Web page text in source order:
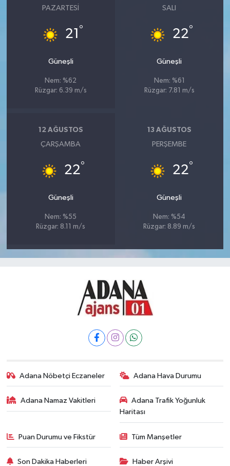
PAZARTESI
21 °
Güneşli
Nem: %62
Rüzgar: 6.39 m/s
SALI
22°
Güneşli
Nem: %61
Rüzgar: 7.81 m/s
12 AĞUSTOS
ÇARŞAMBA
22°
Güneşli
Nem: %55
Rüzgar: 8.11 m/s
13 AĞUSTOS
PERŞEMBE
22°
Güneşli
Nem: %54
Rüzgar: 8.89 m/s
Adana Nöbetçi Eczaneler Adana Hava Durumu
Adana Namaz Vakitleri
Adana Trafik Yoğunluk
Haritası
Puan Durumu ve Fikstür Tüm Manşetler
Son Dakika Haberleri Haber Arşivi